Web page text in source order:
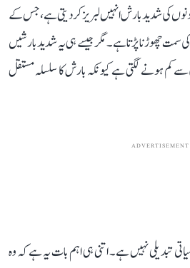
کی شدید بارش انہیں لبریز کر دیتی ہے، جس کے
سمت چھوڑنا پڑتا ہے۔ مگر جیسے ہی یہ شدید بارشیں
سے کم ہونے لگتی ہے کیونکہ بارش کا سلسلہ مستقل
ADVERTISEMENT
تبدیلی نہیں ہے۔ اتنی ہی اہم بات یہ ہے کہ وہ